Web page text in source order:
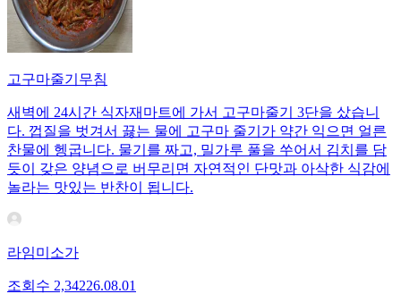
고구마줄기무침
새벽에 24시간 식자재마트에 가서 고구마줄기 3단을 샀습니
다. 껍질을 벗겨서 끓는 물에 고구마 줄기가 약간 익으면 얼른
찬물에 헹굽니다. 물기를 짜고, 밀가루 풀을 쑤어서 김치를 담
듯이 갖은 양념으로 버무리면 자연적인 단맛과 아삭한 식감에
놀라는 맛있는 반찬이 됩니다.
라임미소가
조회수 2,34226.08.01